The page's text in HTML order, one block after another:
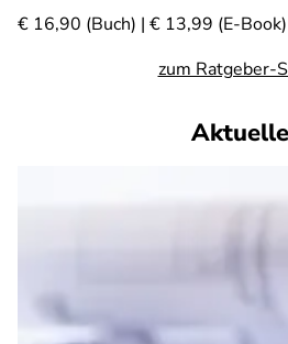
€ 16,90 (Buch) | € 13,99 (E-Book)
zum Ratgeber-